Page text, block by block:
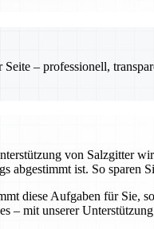
– professionell,
von Salzgitter
abgestimmt ist. So sparen
diese Aufgaben für Sie,
– mit unserer